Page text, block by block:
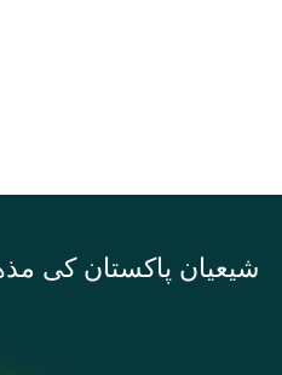
شیعیان پاکستان کی